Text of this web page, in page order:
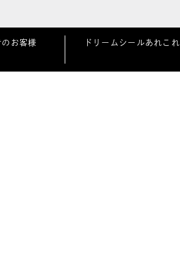
お客様 ドリームシールあれこれ